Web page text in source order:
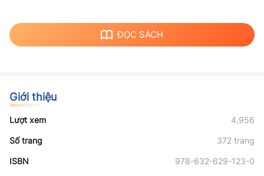
ĐỌC SÁCH
Giới thiệu
Lượt xem 4,956
Số trang 372 trang
ISBN 978-632-629-123-0